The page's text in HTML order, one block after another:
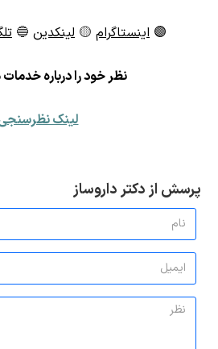
🟣 اینستاگرام 🟡 لینکدین 🔵
نظر خود را درباره خدمات
لینک
پرسش از دکتر داروساز